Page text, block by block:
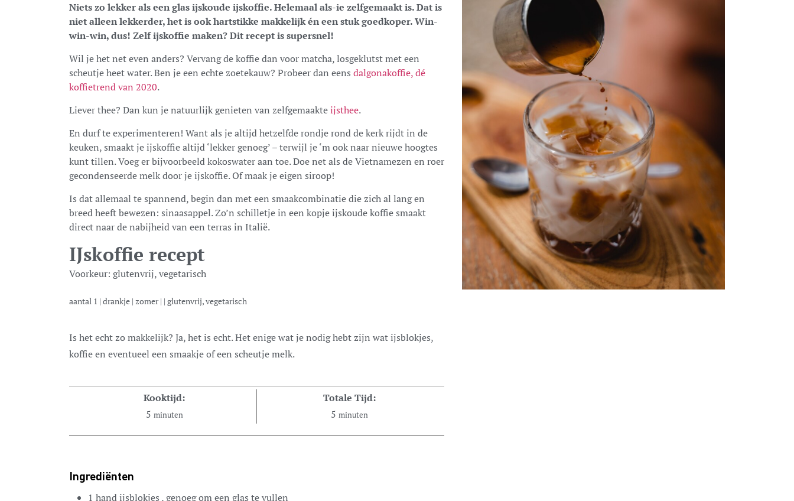
Niets zo lekker als een glas ijskoude ijskoffie. Helemaal als-ie zelfgemaakt is. Dat is
niet alleen lekkerder, het is ook hartstikke makkelijk én een stuk goedkoper. Win-
win-win, dus! Zelf ijskoffie maken? Dit recept is supersnel!
Wil je het net even anders? Vervang de koffie dan voor matcha, losgeklutst met een
scheutje heet water. Ben je een echte zoetekauw? Probeer dan eens dalgonakoffie, dé
koffietrend van 2020.
Liever thee? Dan kun je natuurlijk genieten van zelfgemaakteijsthee.
En durf te experimenteren! Want als je altijd hetzelfde rondje rond de kerk rijdt in de
keuken, smaakt je ijskoffie altijd ‘lekker genoeg’ – terwijl je ‘m ook naar nieuwe hoogtes
kunt tillen. Voeg er bijvoorbeeld kokoswater aan toe. Doe net als de Vietnamezen en roer
gecondenseerde melk door je ijskoffie. Of maak je eigen siroop!
Is dat allemaal te spannend, begin dan met een smaakcombinatie die zich al lang en
breed heeft bewezen: sinaasappel. Zo’n schilletje in een kopje ijskoude koffie smaakt
direct naar de nabijheid van een terras in Italië.
IJskoffie recept
Voorkeur: glutenvrij, vegetarisch
aantal 1 | drankje | zomer| | glutenvrij, vegetarisch
Is het echt zo makkelijk? Ja, het is echt. Het enige wat je nodig hebt zijn wat ijsblokjes,
koffie en eventueel een smaakje of een scheutje melk.
Kooktijd:
5 minuten
Totale Tijd:
5 minuten
Ingrediënten
1 handijsblokjes , genoeg om een glas te vullen